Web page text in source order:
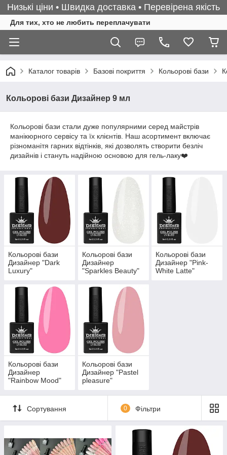
Низькі ціни • Швидка доставка • Перевірена якість
Для тих, хто не любить переплачувати
Каталог товарів Базові покриття Кольорові бази
Кольорові бази Дизайнер 9 мл
Кольорові бази стали дуже популярними серед майстрів
манікюрного сервісу та їх клієнтів. Наш асортимент включає
різноманітя гарних відтінків, які дозволять створити безліч
дизайнів і стануть надійною основою для гель-лаку❤️
Кольорові бази
Дизайнер "Dark
Luxury"
Кольорові бази
Дизайнер
"Sparkles Beauty"
Кольорові бази
Дизайнер "Pink-
White Latte"
Кольорові бази
Дизайнер
"Rainbow Mood"
Кольорові бази
Дизайнер "Pastel
pleasure"
Сортування 0 Фільтри